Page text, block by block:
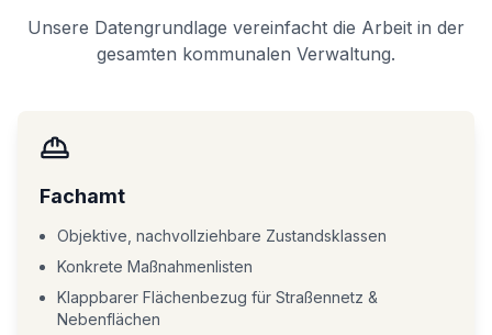
Unsere Datengrundlage vereinfacht die Arbeit in der
gesamten kommunalen Verwaltung.
Fachamt
Objektive, nachvollziehbare Zustandsklassen
Konkrete Maßnahmenlisten
Klappbarer Flächenbezug für Straßennetz &
Nebenflächen